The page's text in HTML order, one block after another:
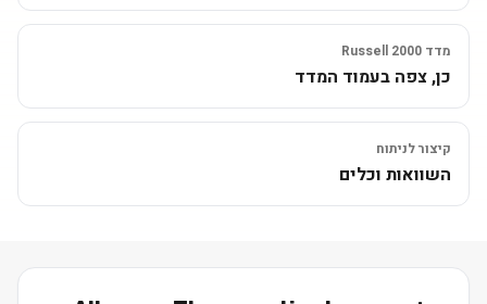
מדד Russell 2000
כן, צפה בעמוד המדד
קיצור לניתוח
השוואות וכלים